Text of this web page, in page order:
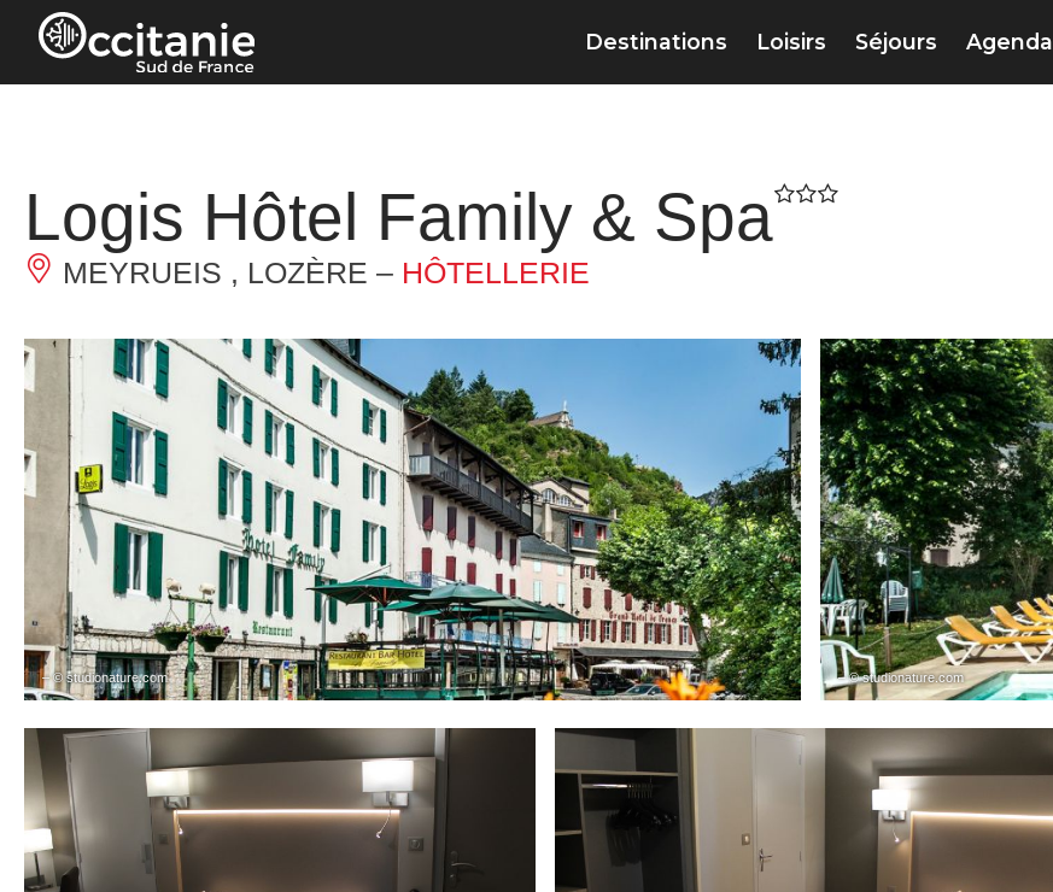
Panneau de gestion des cookies
Destinations Loisirs Séjours Agenda
Logis Hôtel Family & Spa
MEYRUEIS , LOZÈRE – HÔTELLERIE
– © studionature.com – © studionature.com